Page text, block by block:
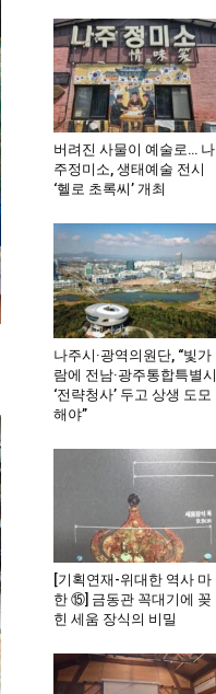
버려진 사물이 예술로… 나
주정미소, 생태예술 전시
‘헬로 초록씨’ 개최
나주시·광역의원단, “빛가
람에 전남·광주통합특별시
‘전략청사’ 두고 상생 도모
해야”
[기획연재-위대한 역사 마
한 ⑮] 금동관 꼭대기에 꽂
힌 세움 장식의 비밀